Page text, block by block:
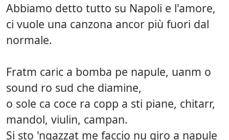
Abbiamo detto tutto su Napoli e l'amore,
ci vuole una canzona ancor più fuori dal
normale.
Fratm caric a bomba pe napule, uanm o
sound ro sud che diamine,
o sole ca coce ra copp a sti piane, chitarr,
mandol, viulin, campan.
Si sto 'ngazzat me faccio nu giro a napule